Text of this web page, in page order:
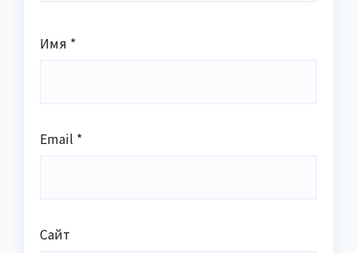
Имя *
Email *
Сайт